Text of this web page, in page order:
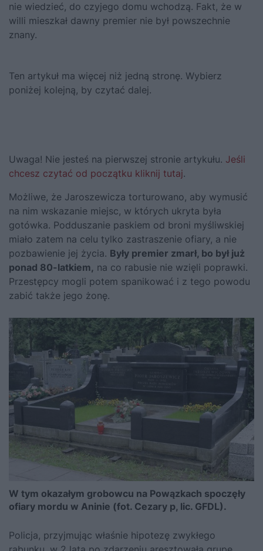
nie wiedzieć, do czyjego domu wchodzą. Fakt, że w
willi mieszkał dawny premier nie był powszechnie
znany.
Ten artykuł ma więcej niż jedną stronę. Wybierz
poniżej kolejną, by czytać dalej.
Uwaga! Nie jesteś na pierwszej stronie artykułu. Jeśli
chcesz czytać od początku kliknij tutaj.
Możliwe, że Jaroszewicza torturowano, aby wymusić
na nim wskazanie miejsc, w których ukryta była
gotówka. Podduszanie paskiem od broni myśliwskiej
miało zatem na celu tylko zastraszenie ofiary, a nie
pozbawienie jej życia. Były premier zmarł, bo był już
ponad 80-latkiem, na co rabusie nie wzięli poprawki.
Przestępcy mogli potem spanikować i z tego powodu
zabić także jego żonę.
W tym okazałym grobowcu na Powązkach spoczęły
ofiary mordu w Aninie (fot. Cezary p, lic. GFDL).
Policja, przyjmując właśnie hipotezę zwykłego